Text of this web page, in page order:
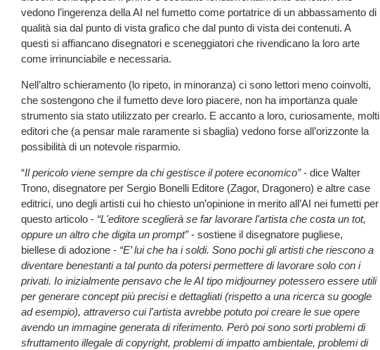
vedono l’ingerenza della AI nel fumetto come portatrice di un abbassamento di
qualità sia dal punto di vista grafico che dal punto di vista dei contenuti. A
questi si affiancano disegnatori e sceneggiatori che rivendicano la loro arte
come irrinunciabile e necessaria.
Nell’altro schieramento (lo ripeto, in minoranza) ci sono lettori meno coinvolti,
che sostengono che il fumetto deve loro piacere, non ha importanza quale
strumento sia stato utilizzato per crearlo. E accanto a loro, curiosamente, molti
editori che (a pensar male raramente si sbaglia) vedono forse all’orizzonte la
possibilità di un notevole risparmio.
“Il pericolo viene sempre da chi gestisce il potere economico”- dice Walter
Trono, disegnatore per Sergio Bonelli Editore (Zagor, Dragonero) e altre case
editrici, uno degli artisti cui ho chiesto un’opinione in merito all’AI nei fumetti per
questo articolo - “L'editore sceglierà se far lavorare l'artista che costa un tot,
oppure un altro che digita un prompt”- sostiene il disegnatore pugliese,
biellese di adozione - “E’ lui che ha i soldi. Sono pochi gli artisti che riescono a
diventare benestanti a tal punto da potersi permettere di lavorare solo con i
privati. Io inizialmente pensavo che le AI tipo midjourney potessero essere utili
per generare concept più precisi e dettagliati (rispetto a una ricerca su google
ad esempio), attraverso cui l'artista avrebbe potuto poi creare le sue opere
avendo un immagine generata di riferimento. Però poi sono sorti problemi di
sfruttamento illegale di copyright, problemi di impatto ambientale, problemi di